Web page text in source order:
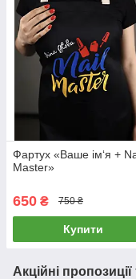
Фартух «Ваше ім‘я +
Master»
650 ₴ 750 ₴
Купити
Акційні